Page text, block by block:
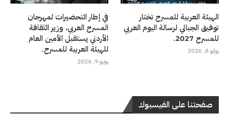
الهيئة العربية للمسرح تختار
توفيق الجبالي لرسالة اليوم العربي
للمسرح 2027.
يوليو 8, 2026
في إطار التحضيرات لمهرجان
المسرح العربي، وزير الثقافة
الأردني يستقبل الأمين العام
للهيئة العربية للمسرح.
يونيو 9, 2026
صفحتنا على الفيسبوك